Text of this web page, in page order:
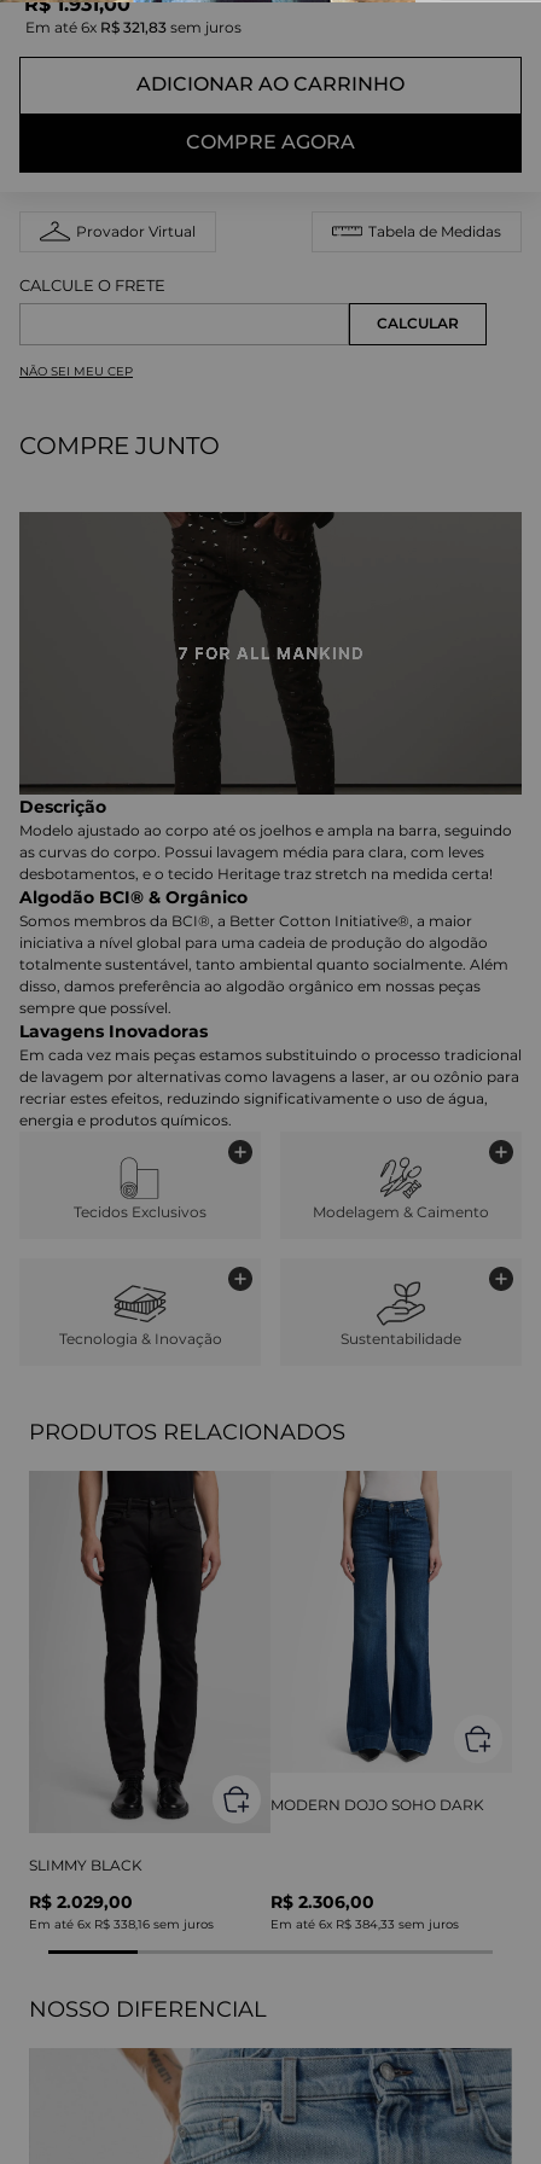
Em até 6x R$ 321,83 sem juros
ADICIONAR AO CARRINHO
COMPRE AGORA
Provador Virtual Tabela de Medidas
NÃO SEI MEU CEP
COMPRE JUNTO
Descrição
Modelo ajustado ao corpo até os joelhos e ampla na barra, seguindo
as curvas do corpo. Possui lavagem média para clara, com leves
desbotamentos, e o tecido Heritage traz stretch na medida certa!
Algodão BCI® & Orgânico
Somos membros da BCI®, a Better Cotton Initiative®, a maior
iniciativa a nível global para uma cadeia de produção do algodão
totalmente sustentável, tanto ambiental quanto socialmente. Além
disso, damos preferência ao algodão orgânico em nossas peças
sempre que possível.
Lavagens Inovadoras
Em cada vez mais peças estamos substituindo o processo tradicional
de lavagem por alternativas como lavagens a laser, ar ou ozônio para
recriar estes efeitos, reduzindo significativamente o uso de água,
energia e produtos químicos.
Tecidos Exclusivos Modelagem & Caimento
Tecnologia & Inovação Sustentabilidade
PRODUTOS RELACIONADOS
SLIMMY BLACK
R$ 2.029,00
Em até 6x R$ 338,16 sem juros
MODERN DOJO SOHO DARK
R$ 2.306,00
Em até 6x R$ 384,33 sem juros
NOSSO DIFERENCIAL